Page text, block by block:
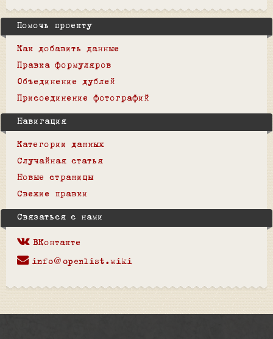
Помочь проекту
Как добавить данные
Правка формуляров
Объединение дублей
Присоединение фотографий
Навигация
Категории данных
Случайная статья
Новые страницы
Свежие правки
Связаться с нами
ВКонтакте
info@openlist.wiki